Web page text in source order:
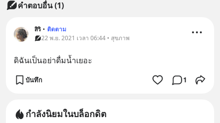
คำตอบอื่น(1)
สิริ • ติดตาม
22 พ.ย. 2021 เวลา 06:44 • สุขภาพ
ดิฉันเป็นอย่าดื่มน้ำเยอะ
บันทึก 1
กำลังนิยมในบล็อกดิต